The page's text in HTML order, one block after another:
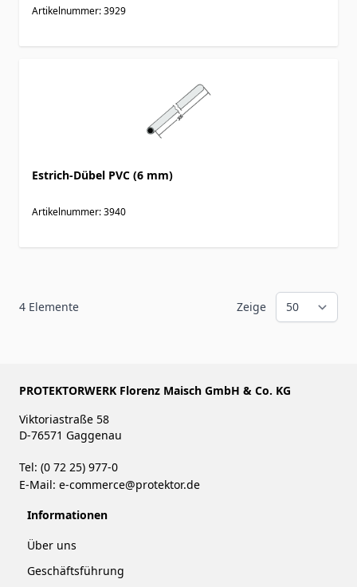
Artikelnummer: 3929
Estrich-Dübel PVC (6 mm)
Artikelnummer: 3940
4 Elemente Zeige
PROTEKTORWERK Florenz Maisch GmbH & Co. KG
Viktoriastraße 58
D-76571 Gaggenau
Tel: (0 72 25) 977-0
E-Mail: e-commerce@protektor.de
Informationen
Über uns
Geschäftsführung